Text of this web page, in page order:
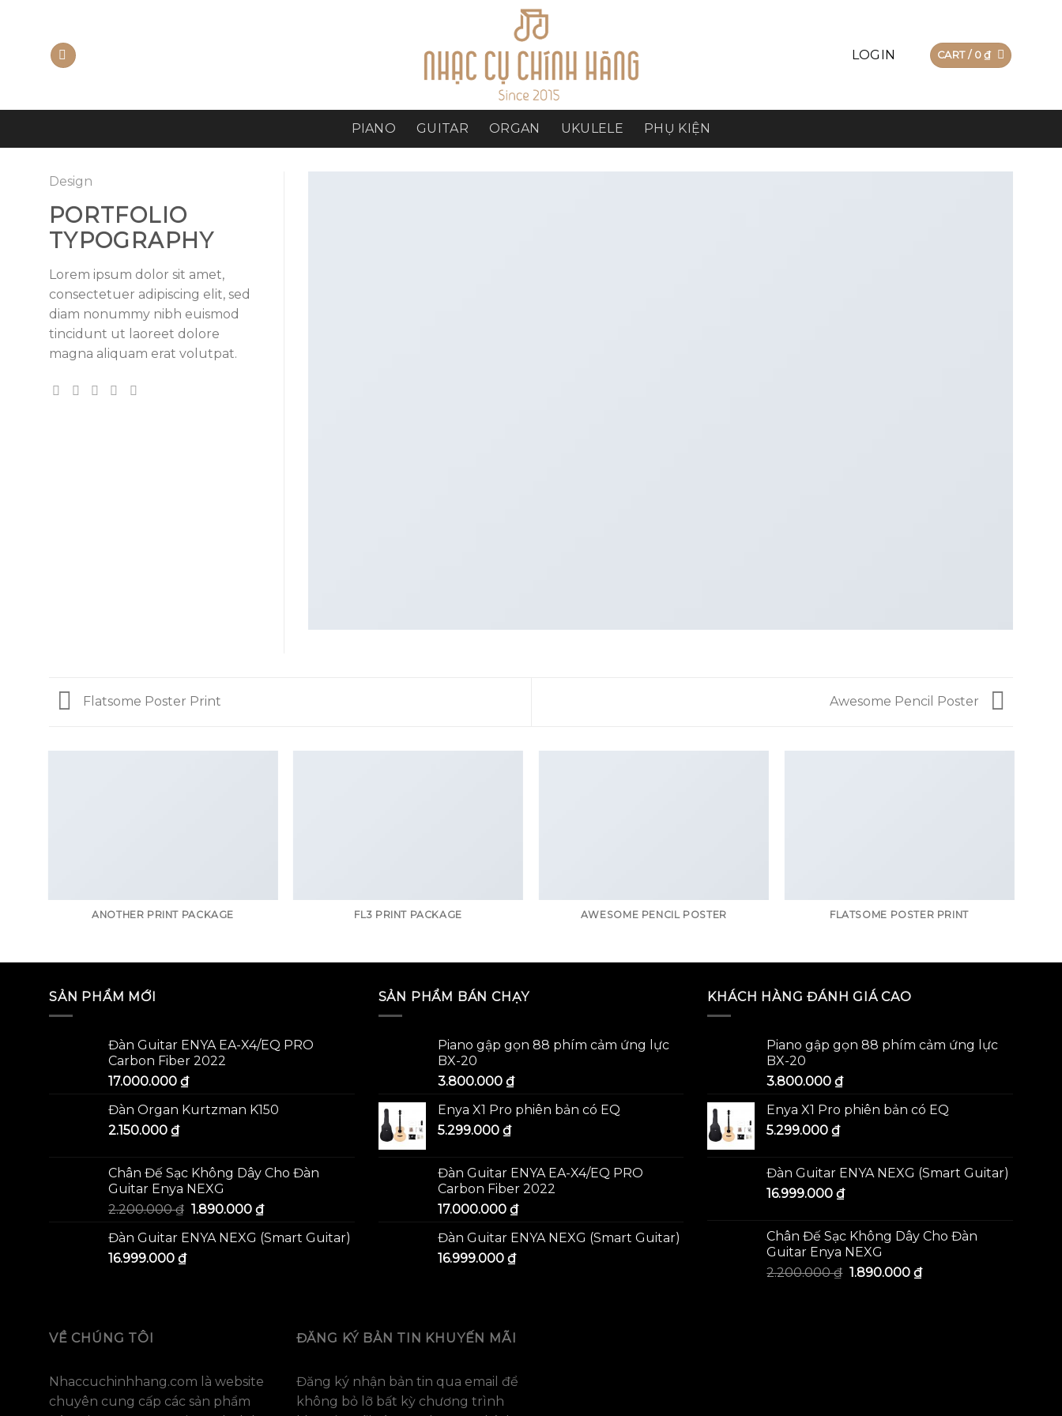
LOGIN CART / 0₫
PIANO GUITAR ORGAN UKULELE PHỤ KIỆN
Design
PORTFOLIO
TYPOGRAPHY
Lorem ipsum dolor sit amet,
consectetuer adipiscing elit, sed
diam nonummy nibh euismod
tincidunt ut laoreet dolore
magna aliquam erat volutpat.
Flatsome Poster Print Awesome Pencil Poster
ANOTHER PRINT PACKAGE FL3 PRINT PACKAGE AWESOME PENCIL POSTER FLATSOME POSTER PRINT
SẢN PHẨM MỚI
Đàn Guitar ENYA EA-X4/EQ PRO
Carbon Fiber 2022
17.000.000 ₫
Đàn Organ Kurtzman K150
2.150.000 ₫
Chân Đế Sạc Không Dây Cho Đàn
Guitar Enya NEXG
2.200.000₫ 1.890.000 ₫
Đàn Guitar ENYA NEXG (Smart Guitar)
16.999.000 ₫
SẢN PHẨM BÁN CHẠY
Piano gập gọn 88 phím cảm ứng lực
BX-20
3.800.000 ₫
Enya X1 Pro phiên bản có EQ
5.299.000 ₫
Đàn Guitar ENYA EA-X4/EQ PRO
Carbon Fiber 2022
17.000.000 ₫
Đàn Guitar ENYA NEXG (Smart Guitar)
16.999.000 ₫
KHÁCH HÀNG ĐÁNH GIÁ CAO
Piano gập gọn 88 phím cảm ứng lực
BX-20
3.800.000₫
Enya X1 Pro phiên bản có EQ
5.299.000₫
Đàn Guitar ENYA NEXG (Smart Guitar)
16.999.000₫
Chân Đế Sạc Không Dây Cho Đàn
Guitar Enya NEXG
2.200.000₫ 1.890.000₫
VỀ CHÚNG TÔI
Nhaccuchinhhang.com là website
chuyên cung cấp các sản phẩm
ĐĂNG KÝ BẢN TIN KHUYẾN MÃI
Đăng ký nhận bản tin qua email để
không bỏ lỡ bất kỳ chương trình